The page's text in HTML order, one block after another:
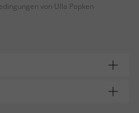
von Ulla Popken